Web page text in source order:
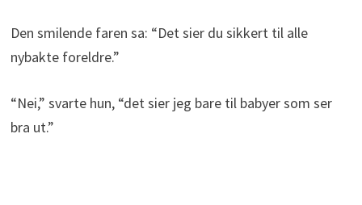
Den smilende faren sa: “Det sier du sikkert til alle
nybakte foreldre.”
“Nei,” svarte hun, “det sier jeg bare til babyer som ser
bra ut.”